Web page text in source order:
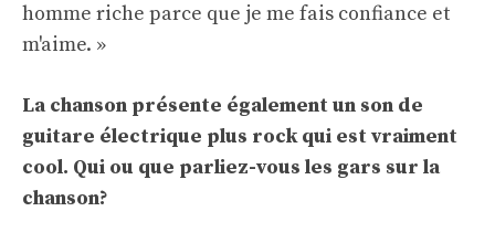
homme riche parce que je me fais confiance et
m'aime. »
La chanson présente également un son de
guitare électrique plus rock qui est vraiment
cool. Qui ou que parliez-vous les gars sur la
chanson?